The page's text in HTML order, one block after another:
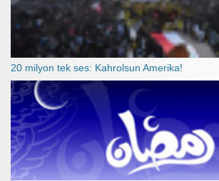
20 milyon tek ses: Kahrolsun Amerika!